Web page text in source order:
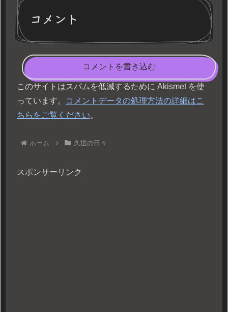
コメント
コメントを書き込む
このサイトはスパムを低減するために Akismet を使
っています。
コメントデータの処理方法の詳細はこ
ちらをご覧ください。
ホーム 久世の日々
スポンサーリンク